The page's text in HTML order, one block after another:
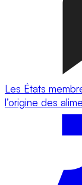
Les États
l’origine des